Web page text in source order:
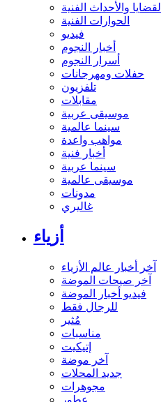
القضايا والأحداث الفنية
الحوارات الفنية
فيديو
أخبار النجوم
أسرار النجوم
حفلات ومهرجانات
تلفزيون
مقابلات
موسيقى عربية
سينما عالمية
مواهب واعدة
أخبار فنية
سينما عربية
موسيقى عالمية
مدونات
غاليري
أزياء
آخر أخبار عالم الأزياء
آخر صيحات الموضة
فيديو أخبار الموضة
للرجال فقط
مُثير
مناسبات
إتيكيت
آخر موضة
جديد المحلات
مجوهرات
عطور